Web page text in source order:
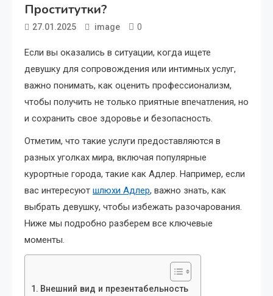
Проститутки?
27.01.2025 image 0
Если вы оказались в ситуации, когда ищете
девушку для сопровождения или интимных услуг,
важно понимать, как оценить профессионализм,
чтобы получить не только приятные впечатления, но
и сохранить свое здоровье и безопасность.
Отметим, что такие услуги предоставляются в
разных уголках мира, включая популярные
курортные города, такие как Адлер. Например, если
вас интересуют шлюхи Адлер, важно знать, как
выбрать девушку, чтобы избежать разочарования.
Ниже мы подробно разберем все ключевые
моменты.
Внешний вид и презентабельность